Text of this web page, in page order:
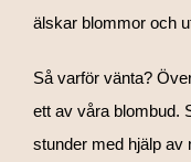
älskar blommor och
Så varför vänta?
ett av våra blombud.
stunder med hjälp av